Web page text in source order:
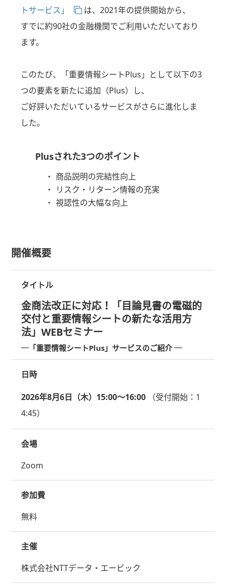
トサービス」
は、2021年の提供開始から、
すでに約90社の金融機関でご利用いただいており
ます。
このたび、「重要情報シートPlus」として以下の3
つの要素を新たに追加（Plus）し、
ご好評いただいているサービスがさらに進化しま
した。
Plusされた3つのポイント
商品説明の完結性向上
リスク・リターン情報の充実
視認性の大幅な向上
開催概要
タイトル
金商法改正に対応！「目論見書の電磁的
交付と重要情報シートの新たな活用方
法」WEBセミナー
─「重要情報シートPlus」サービスのご紹介 ─
日時
2026年8月6日（木）15:00～16:00
（受付開始：1
4:45）
会場
Zoom
参加費
無料
主催
株式会社NTTデータ・エービック